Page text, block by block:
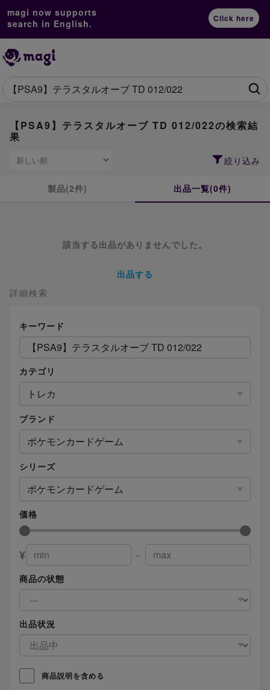
magi now supports
search in English.
Click here
詳細検索
キーワード
カテゴリ
トレカ
ブランド
ポケモンカードゲーム
シリーズ
ポケモンカードゲーム
価格
¥
～
商品の状態
出品状況
商品説明を含める
【PSA9】テラスタルオーブ TD 012/022の検索結
果
絞り込み
製品(2件) 出品一覧(0件)
該当する出品がありませんでした。
出品する